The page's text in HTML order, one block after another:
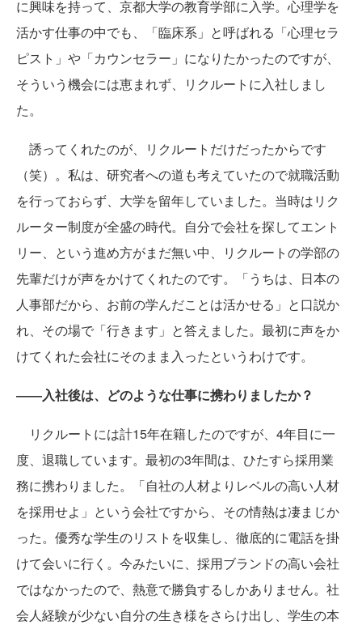
に興味を持って、京都大学の教育学部に入学。心理学を
活かす仕事の中でも、「臨床系」と呼ばれる「心理セラ
ピスト」や「カウンセラー」になりたかったのですが、
そういう機会には恵まれず、リクルートに入社しまし
た。
誘ってくれたのが、リクルートだけだったからです
（笑）。私は、研究者への道も考えていたので就職活動
を行っておらず、大学を留年していました。当時はリク
ルーター制度が全盛の時代。自分で会社を探してエント
リー、という進め方がまだ無い中、リクルートの学部の
先輩だけが声をかけてくれたのです。「うちは、日本の
人事部だから、お前の学んだことは活かせる」と口説か
れ、その場で「行きます」と答えました。最初に声をか
けてくれた会社にそのまま入ったというわけです。
――入社後は、どのような仕事に携わりましたか？
リクルートには計15年在籍したのですが、4年目に一
度、退職しています。最初の3年間は、ひたすら採用業
務に携わりました。「自社の人材よりレベルの高い人材
を採用せよ」という会社ですから、その情熱は凄まじか
った。優秀な学生のリストを収集し、徹底的に電話を掛
けて会いに行く。今みたいに、採用ブランドの高い会社
ではなかったので、熱意で勝負するしかありません。社
会人経験が少ない自分の生き様をさらけ出し、学生の本